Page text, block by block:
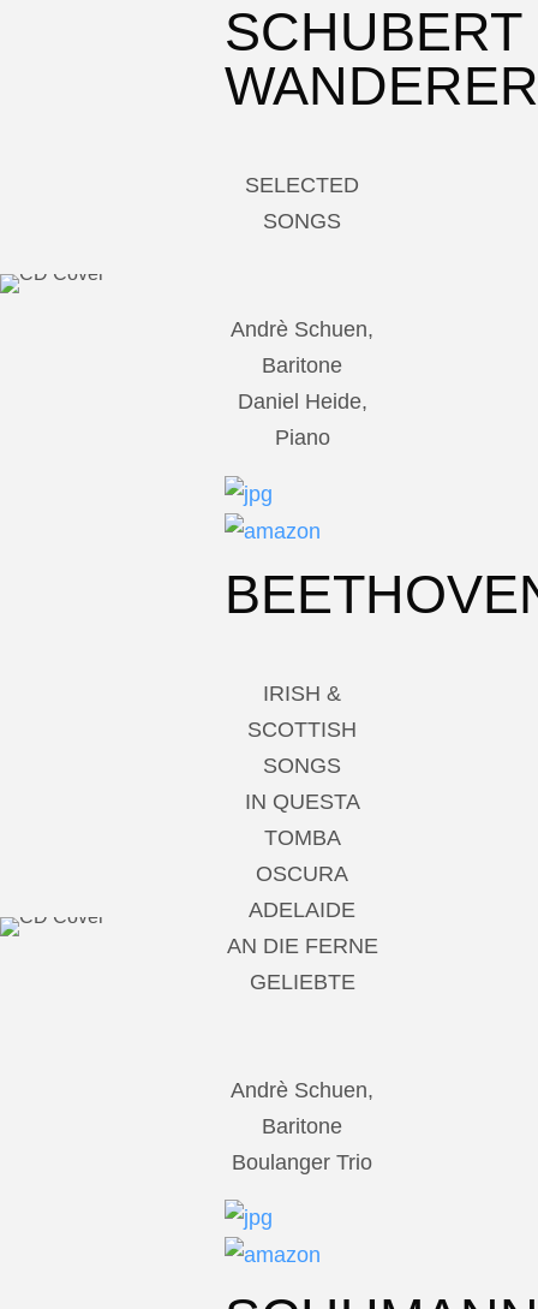
SCHUBERT
WANDERER
SELECTED
SONGS
Andrè Schuen,
Baritone
Daniel Heide,
Piano
IRISH &
SCOTTISH
SONGS
IN QUESTA
TOMBA
OSCURA
ADELAIDE
AN DIE FERNE
GELIEBTE
Andrè Schuen,
Baritone
Boulanger Trio